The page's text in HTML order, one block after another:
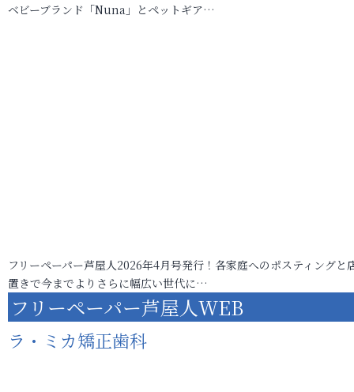
ベビーブランド「Nuna」とペットギア…
フリーペーパー芦屋人2026年4月号発行！各家庭へのポスティングと
置きで今までよりさらに幅広い世代に…
フリーペーパー芦屋人WEB
ラ・ミカ矯正歯科